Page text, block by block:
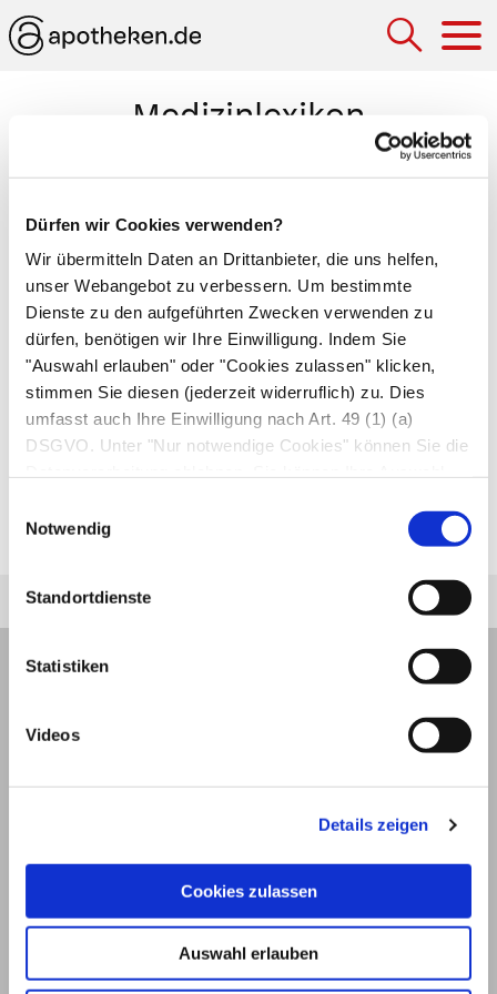
Dürfen wir Cookies verwenden?
Wir übermitteln Daten an Drittanbieter, die uns helfen,
unser Webangebot zu verbessern. Um bestimmte
Dienste zu den aufgeführten Zwecken verwenden zu
dürfen, benötigen wir Ihre Einwilligung. Indem Sie
"Auswahl erlauben" oder "Cookies zulassen" klicken,
stimmen Sie diesen (jederzeit widerruflich) zu. Dies
umfasst auch Ihre Einwilligung nach Art. 49 (1) (a)
DSGVO. Unter "Nur notwendige Cookies" können Sie die
Notwendig
Standortdienste
Statistiken
Videos
Details zeigen
Cookies zulassen
Auswahl erlauben
Medizinlexikon
Sphinkterotomie
Chirurgische Durchtrennung eines
Schließmuskels. Dieser Eingriff ist z.B. am
Afterschließmuskel erforderlich bei
Schleimhautrissen im Afterbereich
Analfissuren) oder bei einer dauerhaften
Anspannung des Schließmuskels aufgrund von
Hämorrhoiden
. Bei einer Beweglichkeitsstörung
der Speiseröhre ( Achalasie ) wiederum nimmt
Magenpförtner (
© 2026